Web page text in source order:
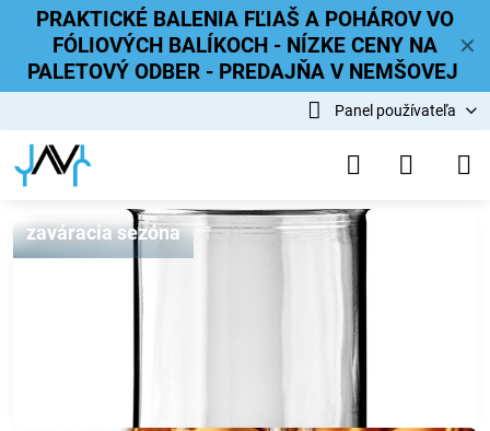
✕
PRAKTICKÉ BALENIA FĽIAŠ A POHÁROV VO
FÓLIOVÝCH BALÍKOCH - NÍZKE CENY NA
PALETOVÝ ODBER - PREDAJŇA V NEMŠOVEJ
Panel používateľa
zaváracia sezóna